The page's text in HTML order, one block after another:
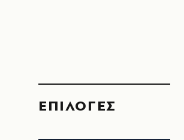
EΠΙΛΟΓΈΣ